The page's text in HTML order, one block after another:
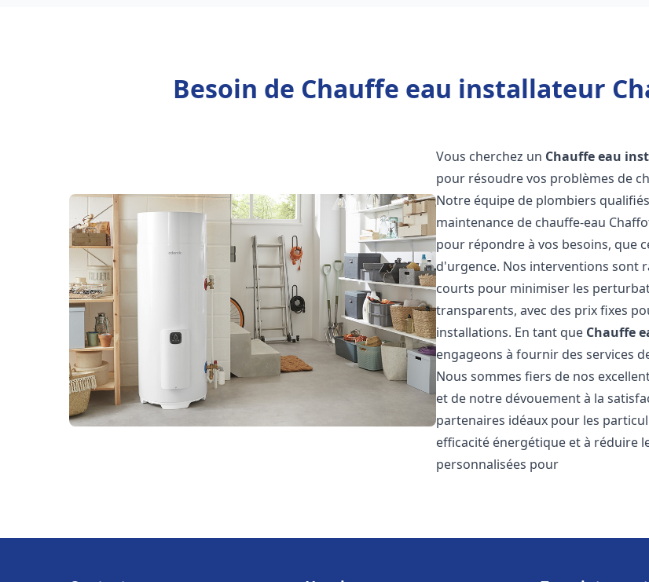
Besoin de Chauffe eau installateur
Vous cherchez un Chauffe eau
pour résoudre vos problèmes de
Notre équipe de plombiers
maintenance de chauffe-eau
pour répondre à vos besoins, que
d'urgence. Nos interventions sont
courts pour minimiser les
transparents, avec des prix fixes
installations. En tant que Chauffe
engageons à fournir des services
Nous sommes fiers de nos
et de notre dévouement à la
partenaires idéaux pour les
efficacité énergétique et à réduire
personnalisées pour